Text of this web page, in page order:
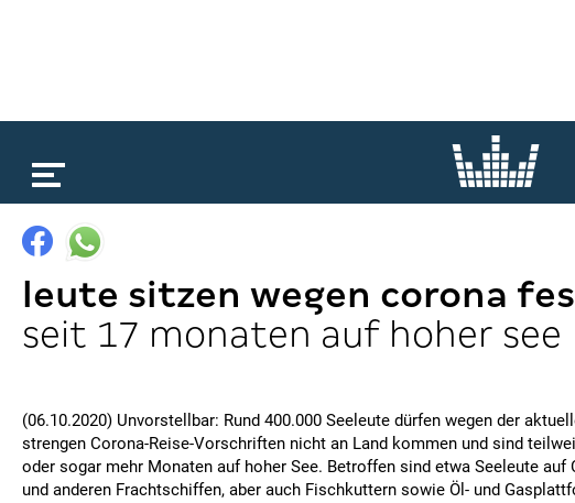
leute sitzen wegen corona
seit 17 monaten auf hoher see
(06.10.2020) Unvorstellbar: Rund 400.000 Seeleute dürfen wegen der
strengen Corona-Reise-Vorschriften nicht an Land kommen und sind
oder sogar mehr Monaten auf hoher See. Betroffen sind etwa Seeleute auf
und anderen Frachtschiffen, aber auch Fischkuttern sowie Öl- und